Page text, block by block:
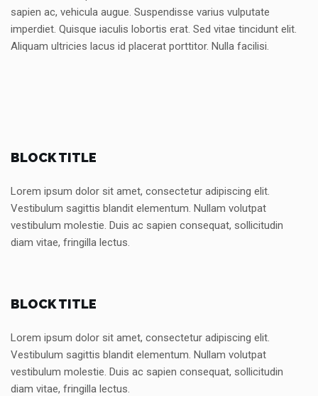
sapien ac, vehicula augue. Suspendisse varius vulputate
imperdiet. Quisque iaculis lobortis erat. Sed vitae tincidunt elit.
Aliquam ultricies lacus id placerat porttitor. Nulla facilisi.
BLOCK TITLE
Lorem ipsum dolor sit amet, consectetur adipiscing elit.
Vestibulum sagittis blandit elementum. Nullam volutpat
vestibulum molestie. Duis ac sapien consequat, sollicitudin
diam vitae, fringilla lectus.
BLOCK TITLE
Lorem ipsum dolor sit amet, consectetur adipiscing elit.
Vestibulum sagittis blandit elementum. Nullam volutpat
vestibulum molestie. Duis ac sapien consequat, sollicitudin
diam vitae, fringilla lectus.